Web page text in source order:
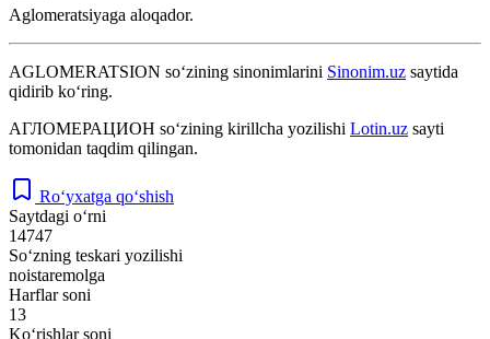
Aglomeratsiyaga aloqador.
AGLOMERATSION so‘zining sinonimlarini Sinonim.uz saytida
qidirib ko‘ring.
АГЛОМЕРАЦИОН so‘zining kirillcha yozilishi Lotin.uz sayti
tomonidan taqdim qilingan.
Ro‘yxatga qo‘shish
Saytdagi o‘rni
14747
So‘zning teskari yozilishi
noistaremolga
Harflar soni
13
Ko‘rishlar soni